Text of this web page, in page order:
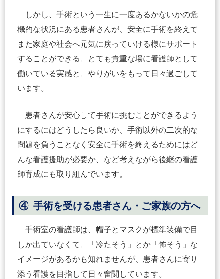
しかし、手術という一生に一度あるかないかの危
機的な状況にある患者さんが、安全に手術を終えて
また家庭や社会へ元気に戻っていける様にサポート
することができる、とても貴重な場に看護師として
働いている実感と、やりがいをもって日々過ごして
います。
患者さんが安心して手術に挑むことができるよう
にするにはどうしたら良いか、手術以外の二次的な
問題を負うことなく安全に手術を終えるためにはど
んな看護援助が必要か、など考えながら後継の看護
師育成にも取り組んでいます。
④ 手術を受ける患者さん・ご家族の方へ
手術室の看護師は、帽子とマスクが標準装備で目
しか出ていなくて、「冷たそう」とか「怖そう」な
イメージがあるかも知れませんが、患者さんに寄り
添う看護を目指して日々奮闘しています。